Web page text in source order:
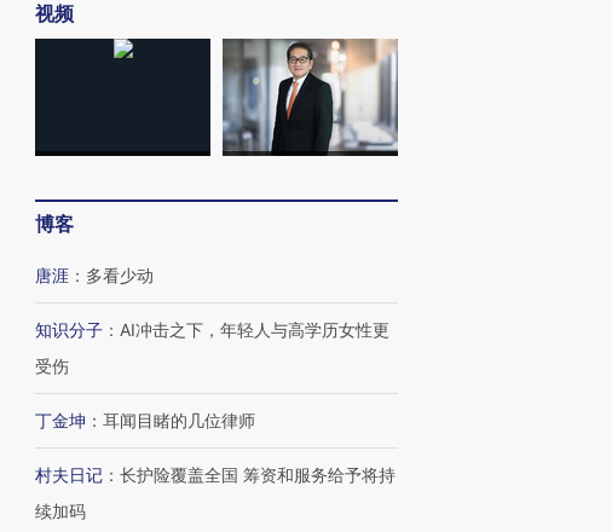
视频
博客
唐涯 ： 多看少动
知识分子 ： AI冲击之下，年轻人与高学历女性更
受伤
丁金坤 ： 耳闻目睹的几位律师
村夫日记 ： 长护险覆盖全国 筹资和服务给予将持
续加码